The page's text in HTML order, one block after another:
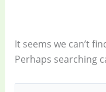
It seems we can’t
Perhaps searching